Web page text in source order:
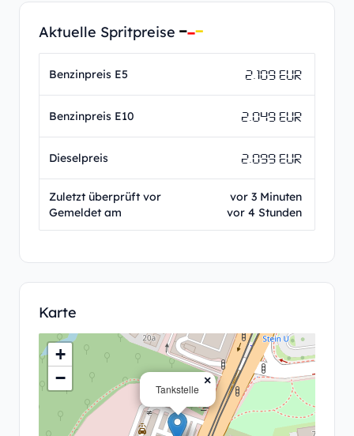
Aktuelle Spritpreise
Benzinpreis E5 2.109 EUR
Benzinpreis E10 2.049 EUR
Dieselpreis 2.099 EUR
Zuletzt überprüft vor
Gemeldet am
vor 3 Minuten
vor 4 Stunden
Karte
Tankstelle
×
+
−